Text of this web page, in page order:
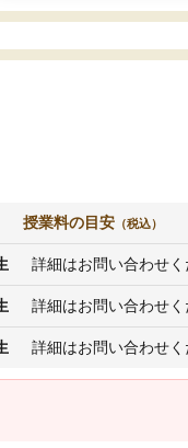
授業料の目安 （税込）
詳細はお問い合わせ
詳細はお問い合わせ
詳細はお問い合わせ